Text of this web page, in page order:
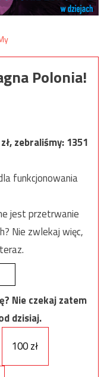
Polonia!
zł, zebraliśmy:1351
funkcjonowania
jest przetrwanie
Nie zwlekaj więc,
Nie czekaj zatem
dzisiaj.
100 zł